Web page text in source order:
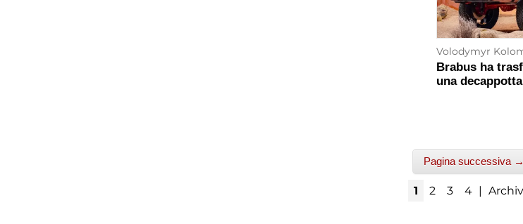
Volodymyr
Brabus ha
una
Pagina successiva →
1 2 3 4 |